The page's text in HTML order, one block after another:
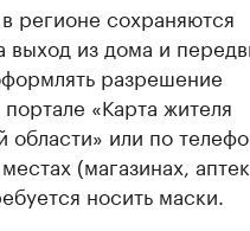
регионе сохраняются
выход из дома и
разрешение
«Карта жителя
или по
(магазинах,
носить маски.